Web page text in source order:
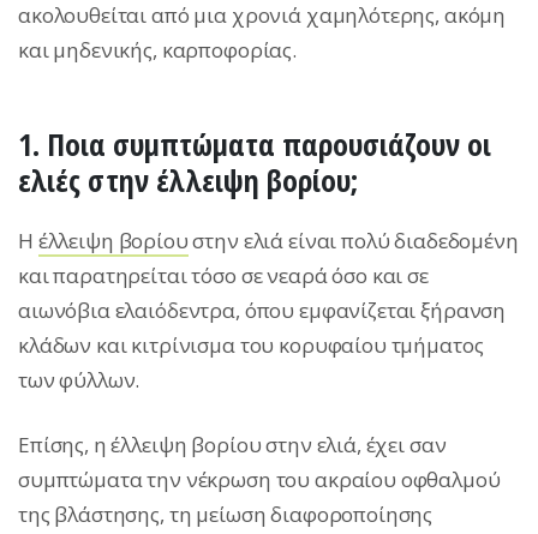
ακολουθείται από μια χρονιά χαμηλότερης, ακόμη
και μηδενικής, καρποφορίας.
1. Ποια συμπτώματα παρουσιάζουν οι
ελιές στην έλλειψη βορίου;
Η έλλειψη βορίουστην ελιά είναι πολύ διαδεδομένη
και παρατηρείται τόσο σε νεαρά όσο και σε
αιωνόβια ελαιόδεντρα, όπου εμφανίζεται ξήρανση
κλάδων και κιτρίνισμα του κορυφαίου τμήματος
των φύλλων.
Επίσης, η έλλειψη βορίου στην ελιά, έχει σαν
συμπτώματα την νέκρωση του ακραίου οφθαλμού
της βλάστησης, τη μείωση διαφοροποίησης